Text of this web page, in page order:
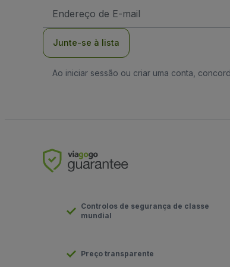
de
Junte-se à lista
Ao iniciar sessão ou criar uma conta,
Controlos de segurança de classe
mundial
Preço transparente